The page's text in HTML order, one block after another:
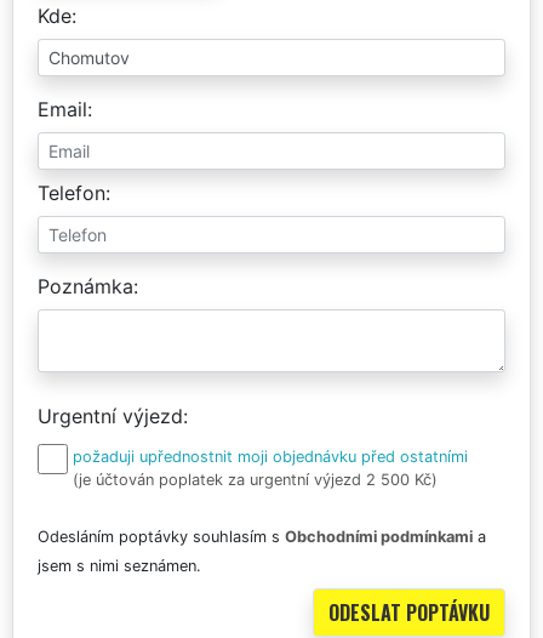
Kde
Email
Telefon
Poznámka
Urgentní výjezd
požaduji upřednostnit moji objednávku před ostatními
(je účtován poplatek za urgentní výjezd 2 500 Kč)
Odesláním poptávky souhlasím s Obchodními podmínkami a
jsem s nimi seznámen.